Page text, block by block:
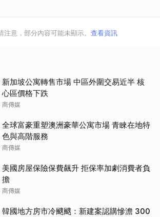
注意，部分內容可能未顯示。 查看資訊
新加坡公寓轉售市場 中區外圍交易近半 核
心區價格下跌
商傳媒
全球富豪重塑澳洲豪華公寓市場 青睞在地特
色與高階服務
商傳媒
美國房屋保險保費飆升 拒保率加劇消費者負
擔
商傳媒
韓國地方房市冷颼颼：新建案認購慘澹 300